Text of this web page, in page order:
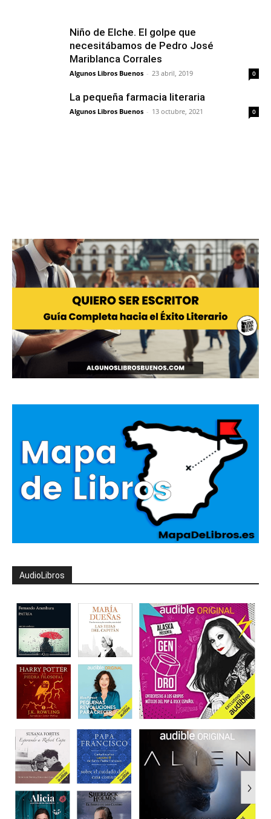
Niño de Elche. El golpe que
necesitábamos de Pedro José
Mariblanca Corrales
Algunos Libros Buenos - 23 abril, 2019 0
La pequeña farmacia literaria
Algunos Libros Buenos - 13 octubre, 2021 0
AudioLibros